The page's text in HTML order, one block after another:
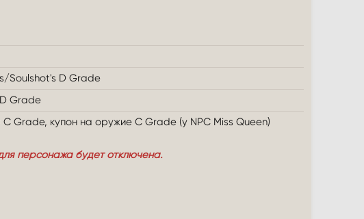
Soulshot's D Grade
Grade
Grade, купон на оружие C Grade (у NPC Miss Queen)
персонажа будет отключена.